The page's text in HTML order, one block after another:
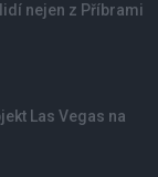
nejen z Příbrami
Las Vegas na